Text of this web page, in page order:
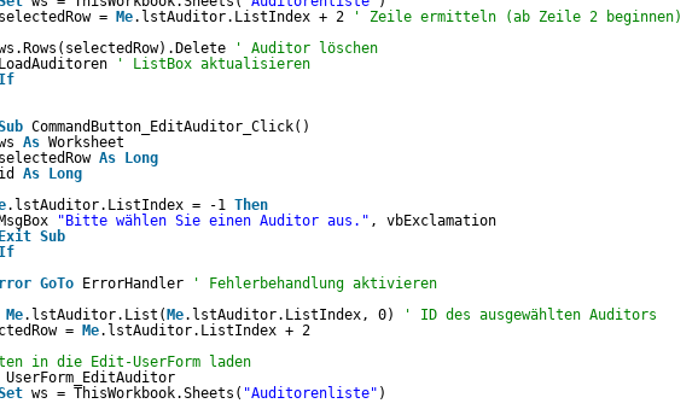
selectedRow =
Me.lstAuditor.ListIndex + 2
' Zeile ermitteln (ab Zeile 2 beginnen)
' Auditor löschen
LoadAuditoren
' ListBox aktualisieren
If
CommandButton_EditAuditor_Click()
As Worksheet
selectedRow As
Long
id As
Long
.lstAuditor.ListIndex = -1 Then
MsgBox
"Bitte wählen Sie einen Auditor aus." , vbExclamation
Exit Sub
If
GoTo ErrorHandler
' Fehlerbehandlung aktivieren
Me.lstAuditor.List( Me.lstAuditor.ListIndex, 0)
' ID des ausgewählten Auditors
=
Me.lstAuditor.ListIndex + 2
in die Edit-UserForm laden
UserForm_EditAuditor
ws = ThisWorkbook.Sheets( "Auditorenliste" )